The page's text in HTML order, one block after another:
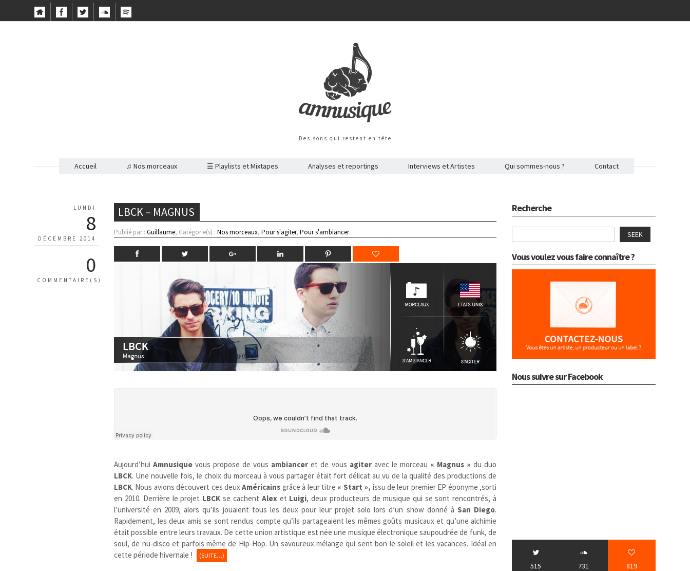
Des sons qui restent en tête
Accueil ♫ Nos morceaux ☰ Playlists et Mixtapes Analyses et reportings Interviews et Artistes Qui sommes-nous ? Contact
LUNDI
8
DÉCEMBRE 2014
0
COMMENTAIRE(S)
LBCK – MAGNUS
Publié par :Guillaume, Catégorie(s) :Nos morceaux,Pour s'agiter,Pour s'ambiancer
Aujourd’huiAmnusique vous propose de vous ambiancer et de vous agiteravec le morceau « Magnus » du duo
LBCK. Une nouvelle fois, le choix du morceau à vous partager était fort délicat au vu de la qualité des productions de
LBCK. Nous avions découvert ces deuxAméricains grâce à leur titre « Start », issu de leur premier EP éponyme ,sorti
en 2010. Derrière le projet LBCK se cachent Alex et Luigi, deux producteurs de musique qui se sont rencontrés, à
l’université en 2009, alors qu’ils jouaient tous les deux pour leur projet solo lors d’un show donné à San Diego.
Rapidement, les deux amis se sont rendus compte qu’ils partageaient les mêmes goûts musicaux et qu’une alchimie
était possible entre leurs travaux. De cette union artistique est née une musique électronique saupoudrée de funk, de
soul, de nu-disco et parfois même de Hip-Hop. Un savoureux mélange qui sent bon le soleil et les vacances. Idéal en
cette période hivernale !
(SUITE…)
Recherche
SEEK
Vous voulez vous faire connaître ?
Nous suivre sur Facebook
515
731
819